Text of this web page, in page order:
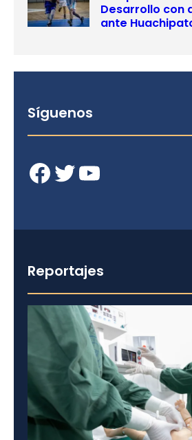
Desarrollo con
ante
Síguenos
Facebook Twitter YouTube
Reportajes